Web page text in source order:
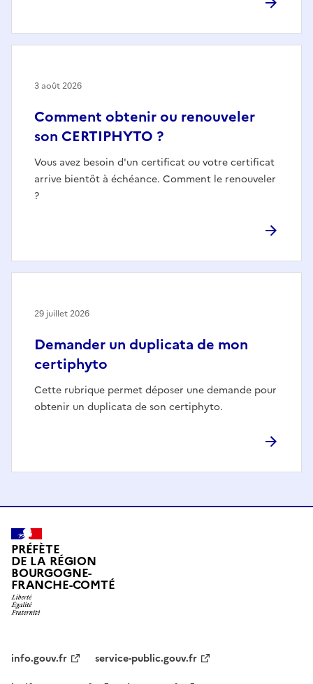
Comment obtenir ou renouveler
son CERTIPHYTO ?
Vous avez besoin d'un certificat ou votre certificat
arrive bientôt à échéance. Comment le renouveler
?
3 août 2026
Demander un duplicata de mon
certiphyto
Cette rubrique permet déposer une demande pour
obtenir un duplicata de son certiphyto.
29 juillet 2026
PRÉFÈTE
DE LA RÉGION
BOURGOGNE-
FRANCHE-COMTÉ
info.gouv.fr
service-public.gouv.fr